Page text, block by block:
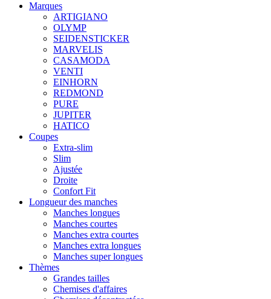
Marques
ARTIGIANO
OLYMP
SEIDENSTICKER
MARVELIS
CASAMODA
VENTI
EINHORN
REDMOND
PURE
JUPITER
HATICO
Coupes
Extra-slim
Slim
Ajustée
Droite
Confort Fit
Longueur des manches
Manches longues
Manches courtes
Manches extra courtes
Manches extra longues
Manches super longues
Thèmes
Grandes tailles
Chemises d'affaires